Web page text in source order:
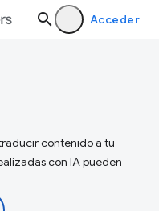
Acceder
contenido a tu
con IA pueden